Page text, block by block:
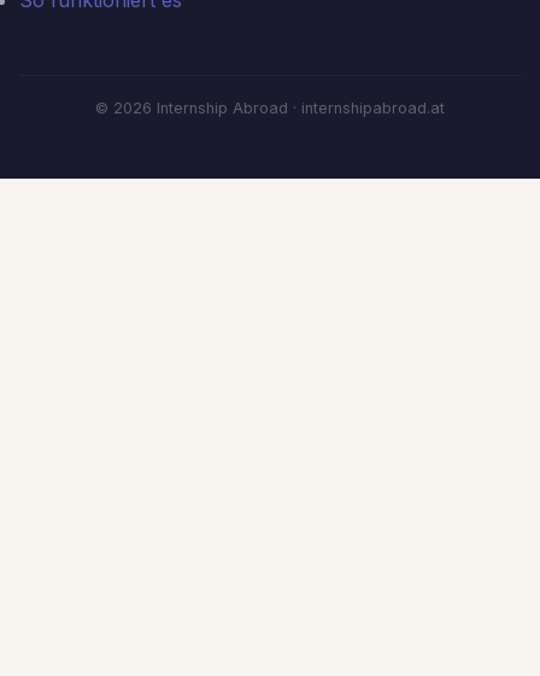
© 2026 Internship Abroad · internshipabroad.at